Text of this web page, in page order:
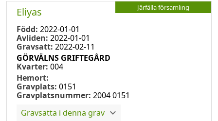
Järfälla församling
Eliyas
Född: 2022-01-01
Avliden: 2022-01-01
Gravsatt: 2022-02-11
GÖRVÄLNS GRIFTEGÅRD
Kvarter: 004
Hemort:
Gravplats: 0151
Gravplatsnummer: 2004 0151
Gravsatta i denna grav